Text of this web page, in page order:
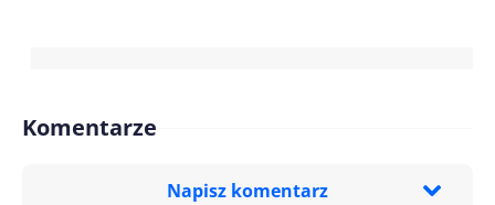
Komentarze
Napisz komentarz